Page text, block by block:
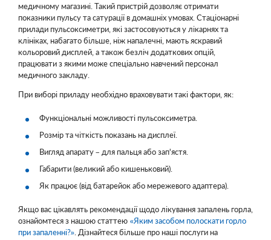
медичному магазині. Такий пристрій дозволяє отримати
показники пульсу та сатурації в домашніх умовах. Стаціонарні
прилади пульсоксиметри, які застосовуються у лікарнях та
клініках, набагато більше, ніж напалечні, мають яскравий
кольоровий дисплей, а також безліч додаткових опцій,
працювати з якими може спеціально навчений персонал
медичного закладу.
При виборі приладу необхідно враховувати такі фактори, як:
Функціональні можливості пульсоксиметра.
Розмір та чіткість показань на дисплеї.
Вигляд апарату – для пальця або зап'ястя.
Габарити (великий або кишеньковий).
Як працює (від батарейок або мережевого адаптера).
Якщо вас цікавлять рекомендації щодо лікування запалень горла,
ознайомтеся з нашою статтею «Яким засобом полоскати горло
при запаленні?» . Дізнайтеся більше про наші послуги на